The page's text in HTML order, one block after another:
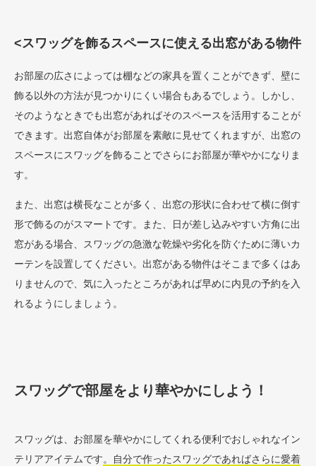
<スワッグを飾るスペースに使える出窓がある物件
お部屋の広さによっては棚などの家具を置くことができず、壁に
飾る以外の方法が見つかりにくい場合もあるでしょう。しかし、
そのようなときでも出窓があればそのスペースを活用することが
できます。出窓自体がお部屋を素敵に見せてくれますが、出窓の
スペースにスワッグを飾ることでさらにお部屋が華やかになりま
す。
また、出窓は横長なことが多く、出窓の形状に合わせて横に倒す
形で飾るのがスマートです。また、日が差し込みやすい方角に出
窓がある場合、スワッグの急激な乾燥や劣化を防ぐために薄いカ
ーテンを設置してください。出窓がある物件はそこまで多くはあ
りませんので、気に入ったところがあれば早めに内見の予約を入
れるようにしましょう。
スワッグで部屋をより華やかにしよう！
スワッグは、お部屋を華やかにしてくれる便利でおしゃれなイン
テリアアイテムです。自分で作ったスワッグであればさらに愛着